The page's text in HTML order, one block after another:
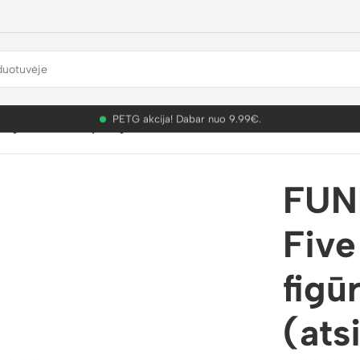
PETG akcija! Dabar nuo 9.99€.
at Freddy’s figūrėlės „Blind Box“ (atsitiktinis variantas)